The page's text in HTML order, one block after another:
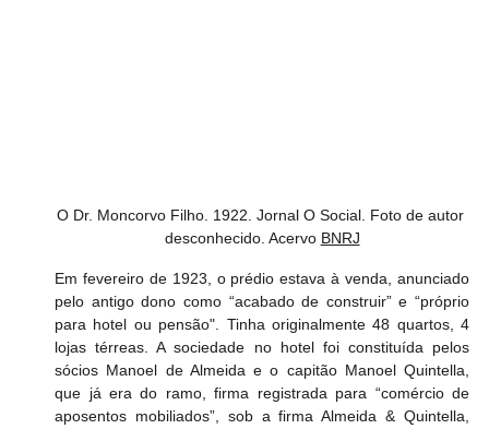
O Dr. Moncorvo Filho. 1922. Jornal O Social. Foto de autor
desconhecido. Acervo BNRJ
Em fevereiro de 1923, o prédio estava à venda, anunciado
pelo antigo dono como “acabado de construir” e “próprio
para hotel ou pensão". Tinha originalmente 48 quartos, 4
lojas térreas. A sociedade no hotel foi constituída pelos
sócios Manoel de Almeida e o capitão Manoel Quintella,
que já era do ramo, firma registrada para “comércio de
aposentos mobiliados”, sob a firma Almeida & Quintella,